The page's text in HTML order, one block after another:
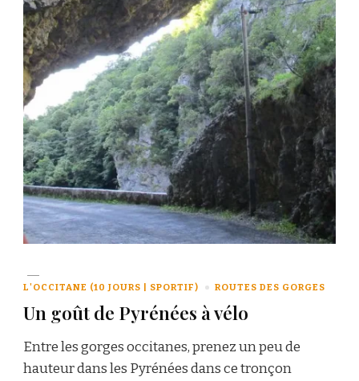
L'OCCITANE (10 JOURS | SPORTIF) ROUTES DES GORGES
Un goût de Pyrénées à vélo
Entre les gorges occitanes, prenez un peu de
hauteur dans les Pyrénées dans ce tronçon